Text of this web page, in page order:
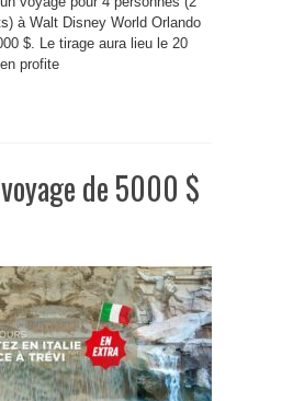
à Walt Disney World Orlando
$. Le tirage aura lieu le 20
profite
de 5000 $